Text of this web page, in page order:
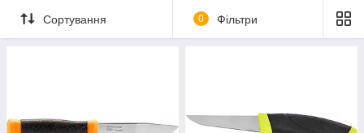
Сортування 0 Фільтри